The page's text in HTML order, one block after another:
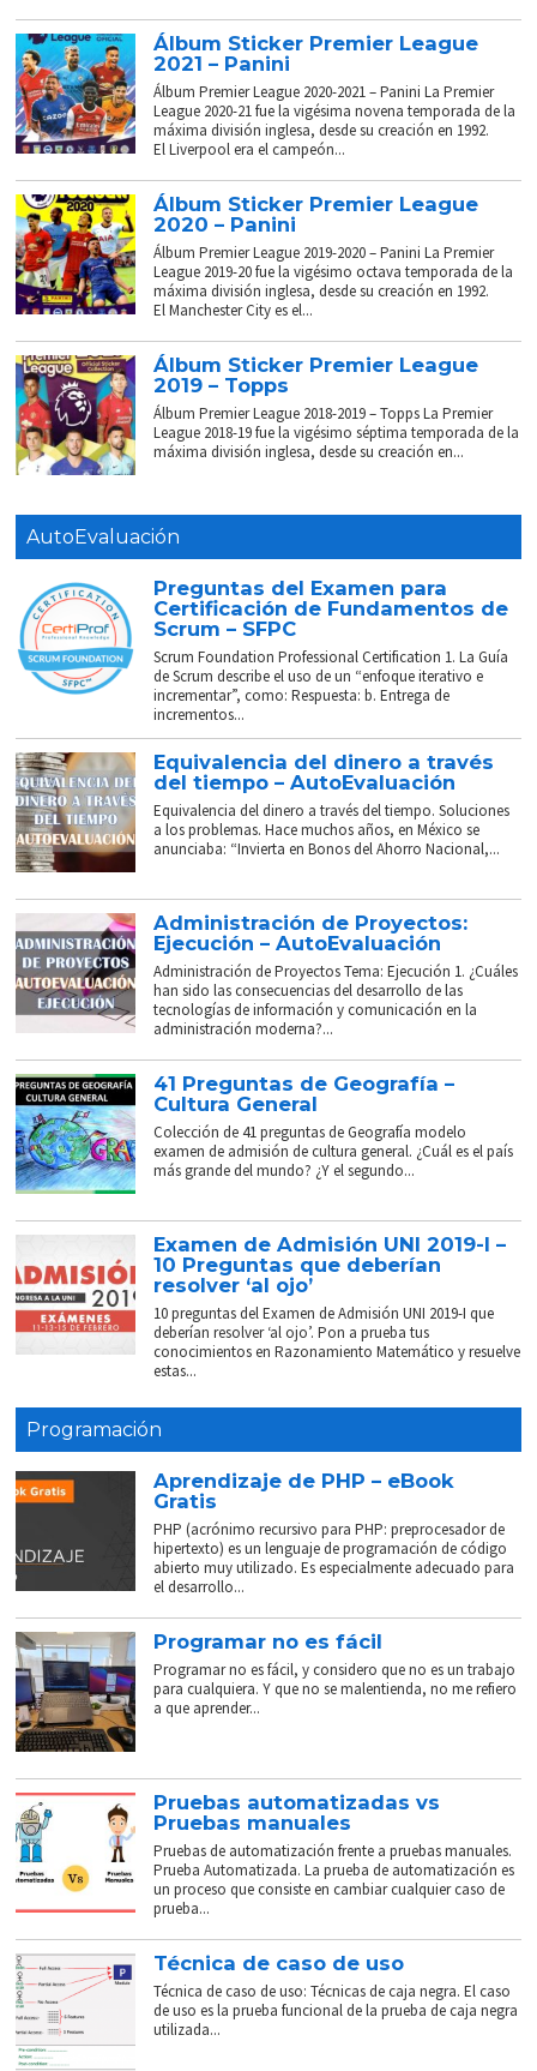
Álbum Sticker Premier League
2021 – Panini
Álbum Premier League 2020-2021 – Panini La Premier
League 2020-21 fue la vigésima novena temporada de la
máxima división inglesa, desde su creación en 1992.
El Liverpool era el campeón...
Álbum Sticker Premier League
2020 – Panini
Álbum Premier League 2019-2020 – Panini La Premier
League 2019-20 fue la vigésimo octava temporada de la
máxima división inglesa, desde su creación en 1992.
El Manchester City es el...
Álbum Sticker Premier League
2019 – Topps
Álbum Premier League 2018-2019 – Topps La Premier
League 2018-19 fue la vigésimo séptima temporada de la
máxima división inglesa, desde su creación en...
AutoEvaluación
Preguntas del Examen para
Certificación de Fundamentos de
Scrum – SFPC
Scrum Foundation Professional Certification 1. La Guía
de Scrum describe el uso de un “enfoque iterativo e
incrementar”, como: Respuesta: b. Entrega de
incrementos...
Equivalencia del dinero a través
del tiempo – AutoEvaluación
Equivalencia del dinero a través del tiempo. Soluciones
a los problemas. Hace muchos años, en México se
anunciaba: “Invierta en Bonos del Ahorro Nacional,...
Administración de Proyectos:
Ejecución – AutoEvaluación
Administración de Proyectos Tema: Ejecución 1. ¿Cuáles
han sido las consecuencias del desarrollo de las
tecnologías de información y comunicación en la
administración moderna?...
41 Preguntas de Geografía –
Cultura General
Colección de 41 preguntas de Geografía modelo
examen de admisión de cultura general. ¿Cuál es el país
más grande del mundo? ¿Y el segundo...
Examen de Admisión UNI 2019-I –
10 Preguntas que deberían
resolver ‘al ojo’
10 preguntas del Examen de Admisión UNI 2019-I que
deberían resolver ‘al ojo’. Pon a prueba tus
conocimientos en Razonamiento Matemático y resuelve
estas...
Programación
Aprendizaje de PHP – eBook
Gratis
PHP (acrónimo recursivo para PHP: preprocesador de
hipertexto) es un lenguaje de programación de código
abierto muy utilizado. Es especialmente adecuado para
el desarrollo...
Programar no es fácil
Programar no es fácil, y considero que no es un trabajo
para cualquiera. Y que no se malentienda, no me refiero
a que aprender...
Pruebas automatizadas vs
Pruebas manuales
Pruebas de automatización frente a pruebas manuales.
Prueba Automatizada. La prueba de automatización es
un proceso que consiste en cambiar cualquier caso de
prueba...
Técnica de caso de uso
Técnica de caso de uso: Técnicas de caja negra. El caso
de uso es la prueba funcional de la prueba de caja negra
utilizada...